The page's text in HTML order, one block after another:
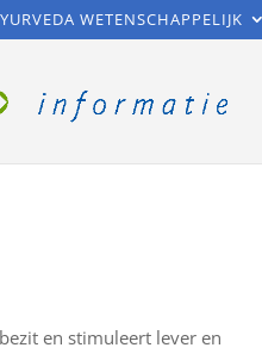
WETENSCHAPPELIJK
en stimuleert lever en